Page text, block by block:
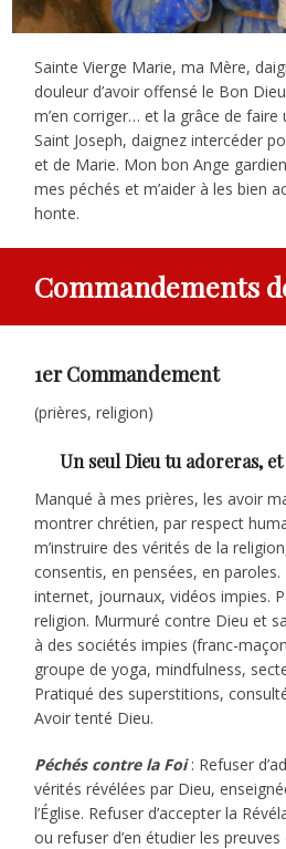
Sainte Vierge Marie, ma Mère,
douleur d’avoir offensé le Bon
m’en corriger… et la grâce de faire
Saint Joseph, daignez intercéder
et de Marie. Mon bon Ange
mes péchés et m’aider à les bien
honte.
Commandements
1er Commandement
(prières, religion)
Un seul Dieu tu adoreras,
Manqué à mes prières, les avoir
montrer chrétien, par respect
m’instruire des vérités de la
consentis, en pensées, en paroles.
internet, journaux, vidéos impies.
religion. Murmuré contre Dieu et
à des sociétés impies (franc-
groupe de yoga, mindfulness,
Pratiqué des superstitions,
Avoir tenté Dieu.
Péchés contre la Foi : Refuser
vérités révélées par Dieu,
l’Église. Refuser d’accepter la
ou refuser d’en étudier les